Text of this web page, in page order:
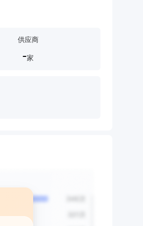
供应商
-家